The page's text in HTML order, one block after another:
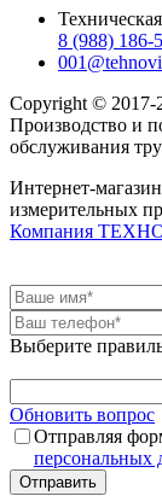
8 (988) 186-
Copyright © 2017-
Производство и
обслуживания
Интернет-
измерительных
Компания
Выберите
Обновить вопрос
Отправляя
персональных